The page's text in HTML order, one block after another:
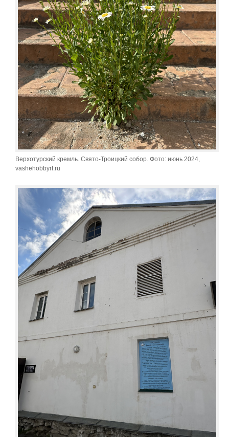
Верхотурский кремль. Свято-Троицкий собор. Фото: июнь 2024,
vashehobbyrf.ru